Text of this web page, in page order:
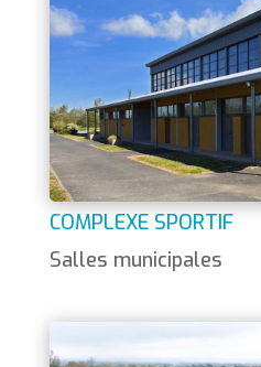
COMPLEXE SPORTIF
Salles municipales